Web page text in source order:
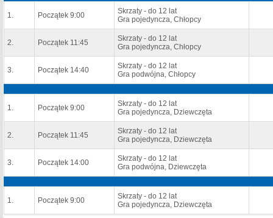
1. Początek 9:00
Skrzaty - do 12 lat
Gra pojedyncza, Chłopcy
2. Początek 11:45
Skrzaty - do 12 lat
Gra pojedyncza, Chłopcy
3. Początek 14:40
Skrzaty - do 12 lat
Gra podwójna, Chłopcy
1. Początek 9:00
Skrzaty - do 12 lat
Gra pojedyncza, Dziewczęta
2. Początek 11:45
Skrzaty - do 12 lat
Gra pojedyncza, Dziewczęta
3. Początek 14:00
Skrzaty - do 12 lat
Gra podwójna, Dziewczęta
1. Początek 9:00
Skrzaty - do 12 lat
Gra pojedyncza, Dziewczęta